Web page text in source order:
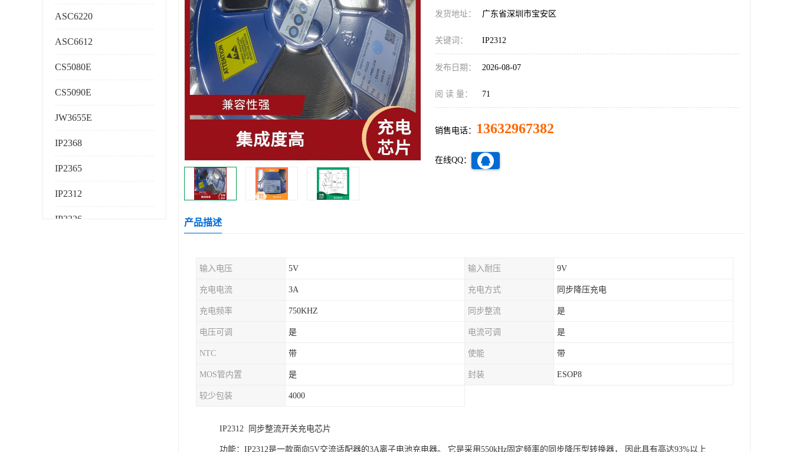
ASC6220
ASC6612
CS5080E
CS5090E
JW3655E
IP2368
IP2365
IP2312
IP2326
发货地址： 广东省深圳市宝安区
关键词： IP2312
发布日期： 2026-08-07
阅 读 量： 71
销售电话： 13632967382
在线QQ：
产品描述
输入电压 5V 输入耐压 9V
充电电流 3A 充电方式 同步降压充电
充电频率 750KHZ 同步整流 是
电压可调 是 电流可调 是
NTC 带 使能 带
MOS管内置 是 封装 ESOP8
较少包装 4000
IP2312 同步整流开关充电芯片
功能：IP2312是一款面向5V交流适配器的3A离子电池充电器。 它是采用550kHz固定频率的同步降压型转换器， 因此具有高达93%以上